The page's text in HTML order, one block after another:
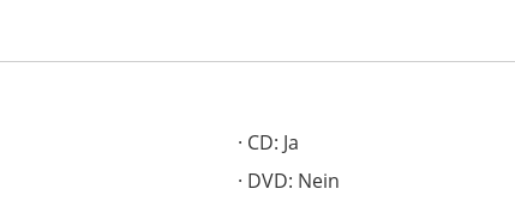
CD: Ja
DVD: Nein